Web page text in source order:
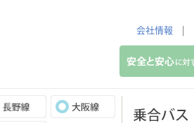
会社情報 |